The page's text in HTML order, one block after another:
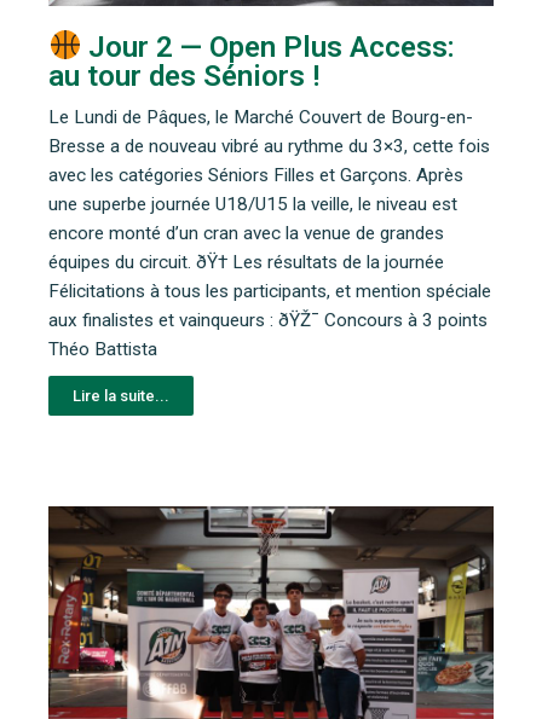
Jour 2 — Open Plus Access:
au tour des Séniors !
Le Lundi de Pâques, le Marché Couvert de Bourg-en-
Bresse a de nouveau vibré au rythme du 3×3, cette fois
avec les catégories Séniors Filles et Garçons. Après
une superbe journée U18/U15 la veille, le niveau est
encore monté d’un cran avec la venue de grandes
équipes du circuit. ðŸ† Les résultats de la journée
Félicitations à tous les participants, et mention spéciale
aux finalistes et vainqueurs : ðŸŽ¯ Concours à 3 points
Théo Battista
Lire la suite...